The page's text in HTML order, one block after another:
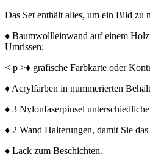
Das Set enthält alles, um ein Bild zu
♦ Baumwollleinwand auf einem
Umrissen;
< p >♦ grafische Farbkarte oder
♦ Acrylfarben in nummerierten
♦ 3 Nylonfaserpinsel
♦ 2 Wand Halterungen, damit Sie
♦ Lack zum Beschichten.